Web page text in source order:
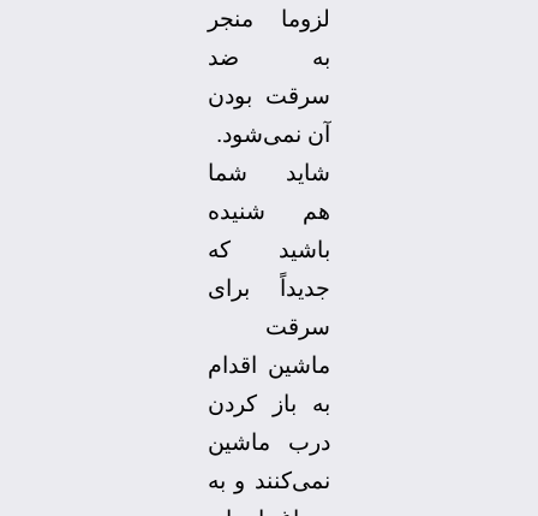
لزوما منجر
به ضد
سرقت بودن
آن نمی‌شود.
شاید شما
هم شنیده
باشید که
جدیداً برای
سرقت
ماشین اقدام
به باز کردن
درب ماشین
نمی‌کنند و به